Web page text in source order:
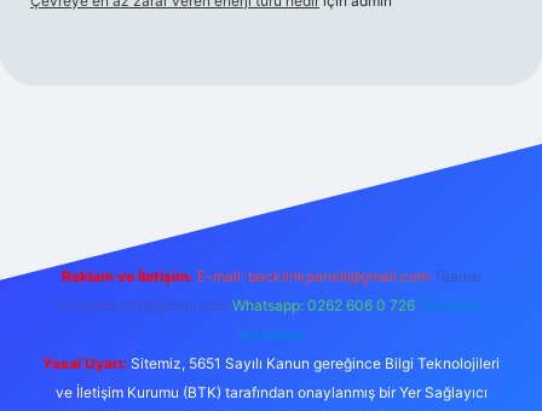
Reklam ve İletişim: E-mail: backlinkpaneli@gmail.com Teams:
forumhizmeti@gmail.com Whatsapp: 0262 606 0 726 Telegram:
@karabul
Yasal Uyarı: Sitemiz, 5651 Sayılı Kanun gereğince Bilgi Teknolojileri
ve İletişim Kurumu (BTK) tarafından onaylanmış bir Yer Sağlayıcı